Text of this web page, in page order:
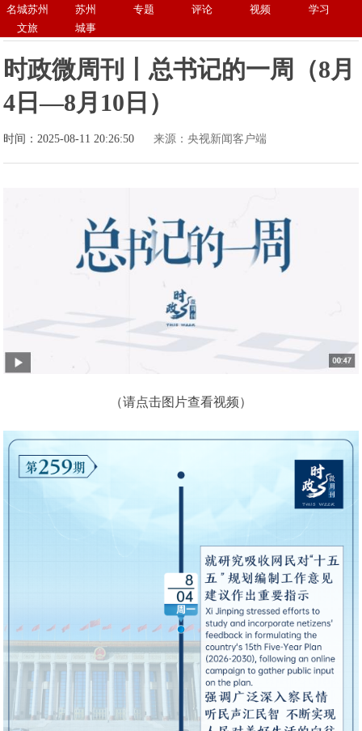
名城苏州 苏州 专题 评论 视频
学习
文旅
城事
时政微周刊丨总书记的一周（8月
4日—8月10日）
时间：2025-08-11 20:26:50 来源：央视新闻客户端
（请点击图片查看视频）